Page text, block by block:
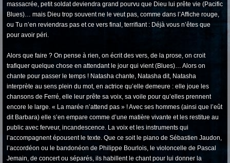
massacrée, petit soldat deviendra grand pourvu que Dieu lui prête vie (Pacific
Blues)… mais Dieu trop souvent ne le veut pas, comme dans l’Affiche rouge,
ou Tu n’en reviendras pas et ce vers final, terrifiant : Déjà vous n’êtes que
pour avoir péri.
Alors que faire ? On pense à rien, on écrit des vers, de la prose, on croit
trafiquer quelque chose en attendant le jour qui vient (Blues)… Alors on
chante pour passer le temps ! Natasha chante, Natasha dit, Natasha
interprète au sens plein du mot, en actrice qu’elle demeure : elle joue les
chansons de Ferré, elle leur prête sa voix, sa voile pour qu’elles prennent
encore le large. « La marée n’attend pas » ! Avec ses hommes (ainsi que l’eût
dit Barbara) elle s’en empare comme d’une matière vivante et les restitue au
public avec ferveur, incandescence. La voix et les instruments qui
l’accompagnent épousent le texte. Que ce soit le piano de Sébastien Jaudon,
l’accordéon ou le bandonéon de Philippe Bourlois, le violoncelle de Pascal
Jemain, de concert ou séparés, ils habillent le chant pour lui donner la